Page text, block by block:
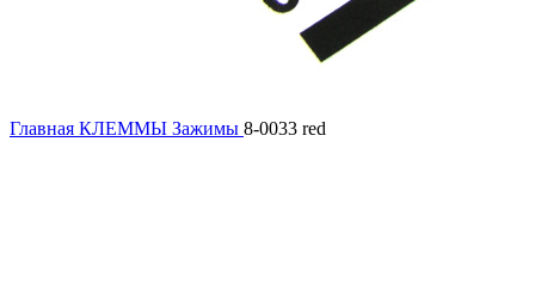
Главная КЛЕММЫ Зажимы 8-0033 red